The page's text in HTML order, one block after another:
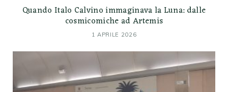
Quando Italo Calvino immaginava la Luna: dalle
cosmicomiche ad Artemis
1 APRILE 2026